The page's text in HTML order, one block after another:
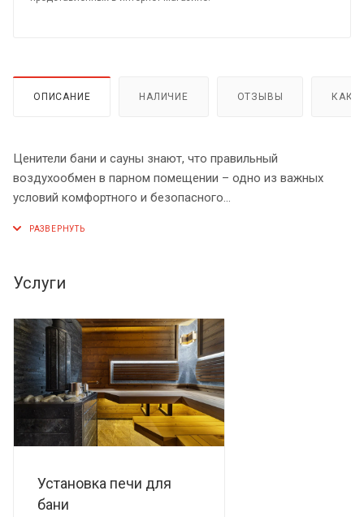
ОПИСАНИЕ НАЛИЧИЕ ОТЗЫВЫ КАК
Ценители бани и сауны знают, что правильный
воздухообмен в парном помещении – одно из важных
условий комфортного и безопасного
Достичь нужного эффекта можно только при продуманной
Комплект вентиляции для бани и сауны «ТиС ВЕНТ»
поможет вам в этом!
- Готовое решение в одной коробке.
- Вентиляционный канал имеют небольшую глубину – 50
мм и могут быть смонтированы под обшивку стен.
- Скрытый монтаж не портит интерьер парной.
- Легко управлять вентиляцией при помощи двух
деревянных клапанов.
Услуги
Установка печи для
бани